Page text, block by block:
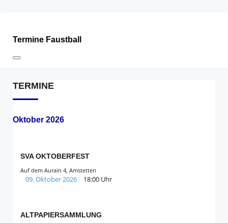
Termine Faustball
TERMINE
Oktober 2026
SVA OKTOBERFEST
Auf dem Aurain 4, Amstetten
09. Oktober 2026 18:00 Uhr
ALTPAPIERSAMMLUNG